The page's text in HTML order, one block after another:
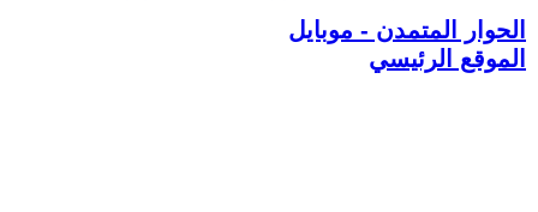
الحوار المتمدن - موبايل
الموقع الرئيسي